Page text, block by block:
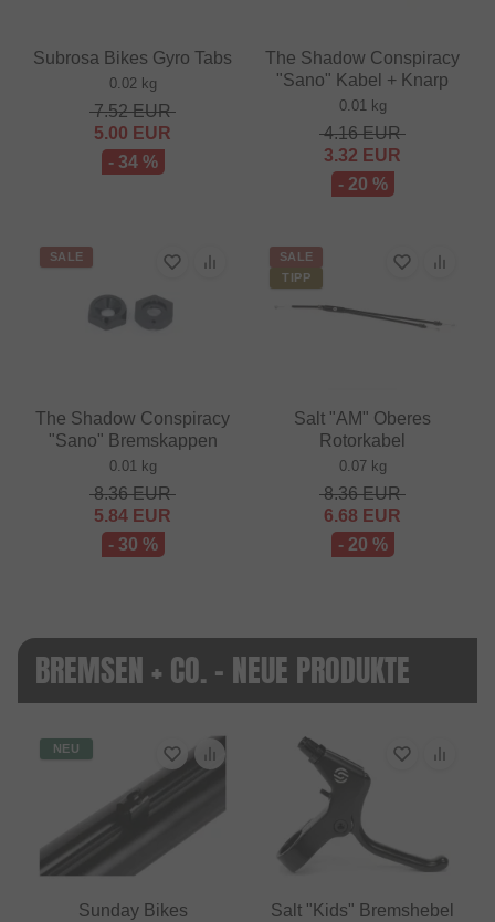
Subrosa Bikes Gyro Tabs
0.02 kg
7.52EUR
5.00 EUR
- 34 %
The Shadow Conspiracy
"Sano" Kabel + Knarp
0.01 kg
4.16EUR
3.32 EUR
- 20 %
SALE
The Shadow Conspiracy
"Sano" Bremskappen
0.01 kg
8.36EUR
5.84 EUR
- 30 %
SALE
TIPP
Salt "AM" Oberes
Rotorkabel
0.07 kg
8.36EUR
6.68 EUR
- 20 %
BREMSEN + CO. - NEUE PRODUKTE
NEU
Sunday Bikes
Salt "Kids" Bremshebel